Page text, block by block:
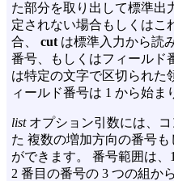
た部分を取り出して標準出
定されない場合もしくはこ
合、 cut は標準入力から読
番号、もしくはフィールド
は特定の文字で区切られた
ィールド番号は 1 から始ま
listオプション引数には、
た 複数の増加方向の番号
ができます。 番号範囲は、
2 番目の番号の 3 つの組か